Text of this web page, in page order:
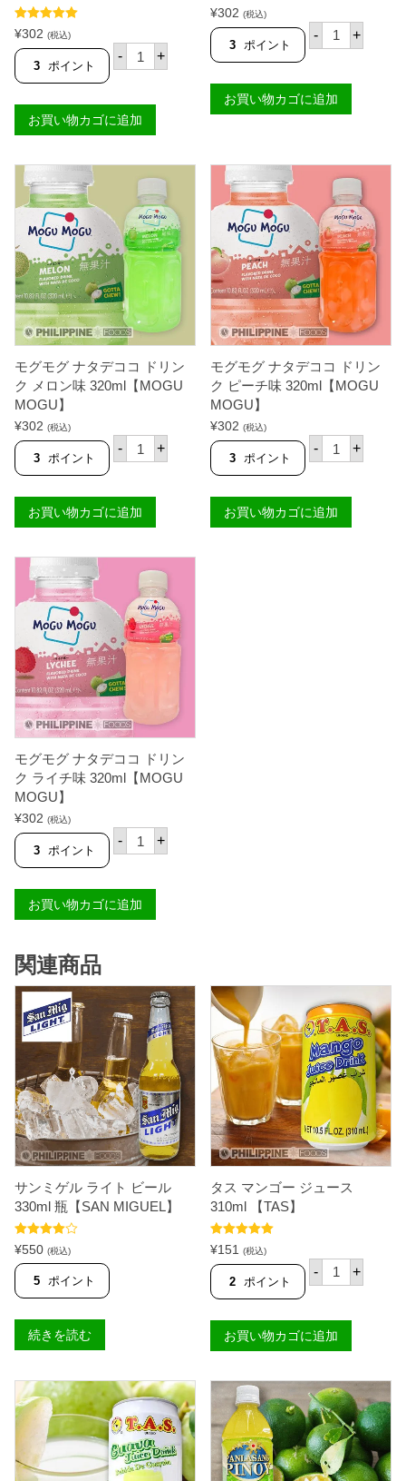
5段階中5.00
の評価
¥302 (税込)
3 ポイント
- モ
グ
ナ
タ
デ
コ
ド
リ
ン
ク
グ
レ
ー
プ
味
3
2
0
l
【
M
U
U
】
個
+
お買い物カゴに追加
¥302 (税込)
3 ポイント
- モ
グ
ナ
タ
デ
ン
ク
マ
ン
ゴ
ー
味
3
2
0
m
l
【
M
O
M
G
個
+
お買い物カゴに追加
モグモグ ナタデココ ドリン
ク メロン味 320ml【MOGU
MOGU】
¥302 (税込)
3 ポイント
- モ
グ
ナ
タ
デ
コ
ド
リ
ン
ク
メ
ロ
0
m
【
M
O
M
】
個
+
お買い物カゴに追加
モグモグ ナタデココ ドリン
ク ピーチ味 320ml【MOGU
MOGU】
¥302 (税込)
3 ポイント
- モ
グ
ナ
タ
デ
+
お買い物カゴに追加
モグモグ ナタデココ ドリン
ク ライチ味 320ml【MOGU
MOGU】
¥302 (税込)
3 ポイント
- モ
グ
ナ
タ
デ
ク
ラ
イ
チ
味
3
2
0
m
l
【
M
O
G
U
+
お買い物カゴに追加
関連商品
サンミゲル ライト ビール
330ml 瓶【SAN MIGUEL】
5段階中
4.80 の評価
¥550 (税込)
5 ポイント
続きを読む
タス マンゴー ジュース
310ml 【TAS】
5段階中5.00
の評価
¥151 (税込)
2 ポイント
- タ
ス
ゴ
ー
ジ
ー
ス
3
1
0
m
l
+
お買い物カゴに追加